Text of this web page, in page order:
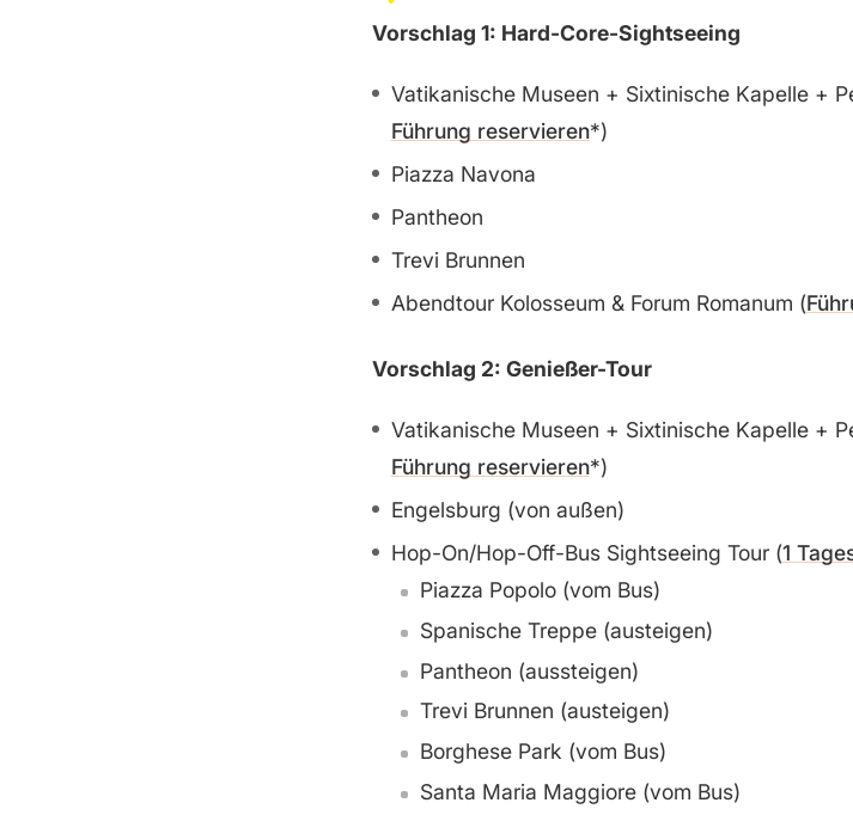
Vorschlag 1: Hard-Core-Sightseeing
Vatikanische Museen + Sixtinische Kapelle +
Führung reservieren )
Piazza Navona
Pantheon
Trevi Brunnen
Abendtour Kolosseum & Forum Romanum (
Vorschlag 2: Genießer-Tour
Vatikanische Museen + Sixtinische Kapelle +
Führung reservieren )
Engelsburg (von außen)
Hop-On/Hop-Off-Bus Sightseeing Tour (1
Piazza Popolo (vom Bus)
Spanische Treppe (austeigen)
Pantheon (aussteigen)
Trevi Brunnen (austeigen)
Borghese Park (vom Bus)
Santa Maria Maggiore (vom Bus)